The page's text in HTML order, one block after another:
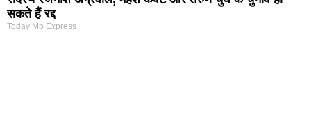
सकते हैं रद्द
Today Mp Express